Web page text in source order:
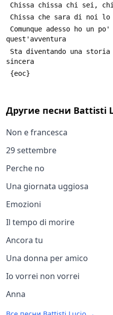
Chissа chissа chi sei,
Chissа che sarа di noi lo
quest'avventura
sincera
{eoc}
Другие песни Battisti
Non e francesca
29 settembre
Perche no
Una giornata uggiosa
Emozioni
Il tempo di morire
Ancora tu
Una donna per amico
Io vorrei non vorrei
Anna